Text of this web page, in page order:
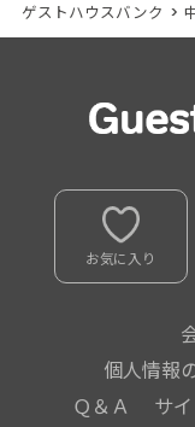
ゲストハウスバンク >
お気に入り
個人情報
Ｑ＆Ａ
サ